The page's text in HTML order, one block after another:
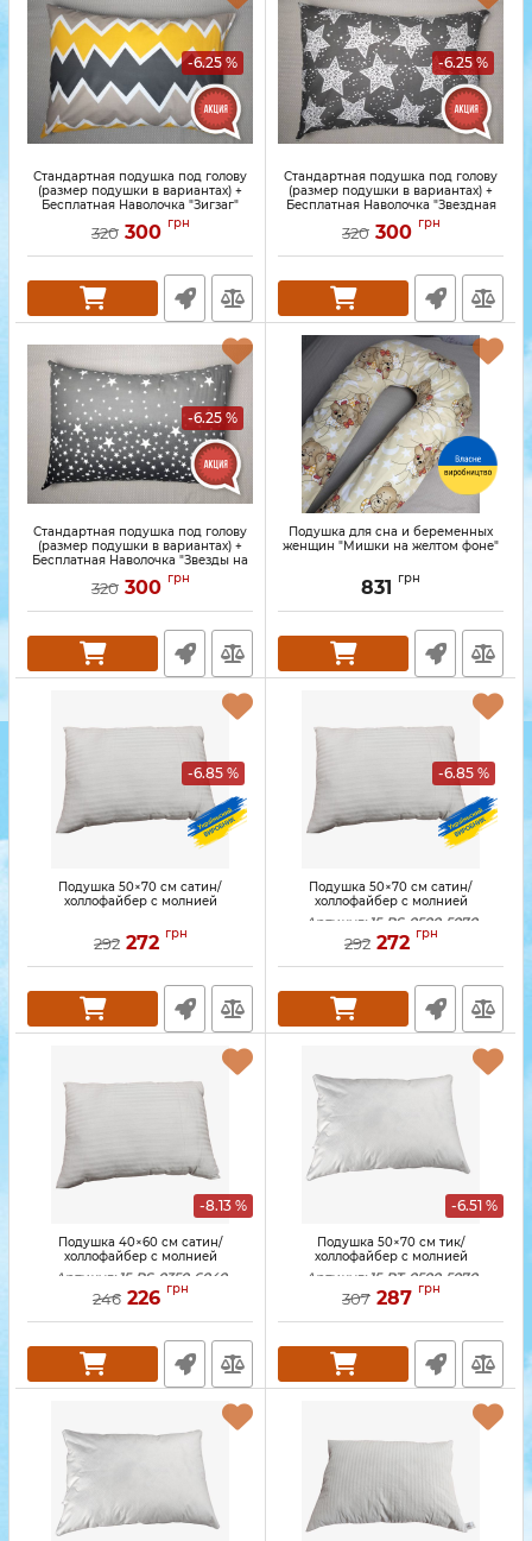
-6.25 %
Стандартная подушка под голову
(размер подушки в вариантах) +
Бесплатная Наволочка "Зигзаг"
320 300 грн
-6.25 %
Стандартная подушка под голову
(размер подушки в вариантах) +
Бесплатная Наволочка "Звездная
роспись"
320 300 грн
-6.25 %
Стандартная подушка под голову
(размер подушки в вариантах) +
Бесплатная Наволочка "Звезды на
сером градиенте"
320 300 грн
Подушка для сна и беременных
женщин "Мишки на желтом фоне"
831 грн
-6.85 %
Подушка 50×70 см сатин/
холлофайбер с молнией
292 272 грн
-6.85 %
Подушка 50×70 см сатин/
холлофайбер с молнией
Артикул: 15-PS-0500-5070
292 272 грн
-8.13 %
Подушка 40×60 см сатин/
холлофайбер с молнией
Артикул: 15-PS-0350-6040
246 226 грн
-6.51 %
Подушка 50×70 см тик/
холлофайбер с молнией
Артикул: 15-PT-0500-5070
307 287 грн